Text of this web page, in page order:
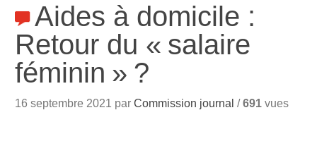
Aides à domicile :
Retour du « salaire
féminin » ?
16 septembre 2021 parCommission journal /691 vues